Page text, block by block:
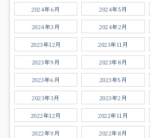
2024年6月 2024年5月
2024年3月 2024年2月
2023年12月 2023年11月
2023年9月 2023年8月
2023年6月 2023年5月
2023年3月 2023年2月
2022年12月 2022年11月
2022年9月 2022年8月